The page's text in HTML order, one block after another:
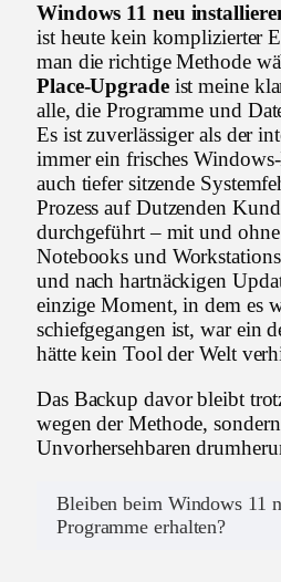
Windows 11 neu
ist heute kein komplizierter
man die richtige Methode
Place-Upgradeist meine
alle, die Programme und
Es ist zuverlässiger als der
immer ein frisches
auch tiefer sitzende
Prozess auf Dutzenden
durchgeführt – mit und
Notebooks und
und nach hartnäckigen
einzige Moment, in dem es
schiefgegangen ist, war ein
hätte kein Tool der Welt
Das Backup davor bleibt
wegen der Methode,
Unvorhersehbaren
Bleiben beim Windows 11
Programme erhalten?